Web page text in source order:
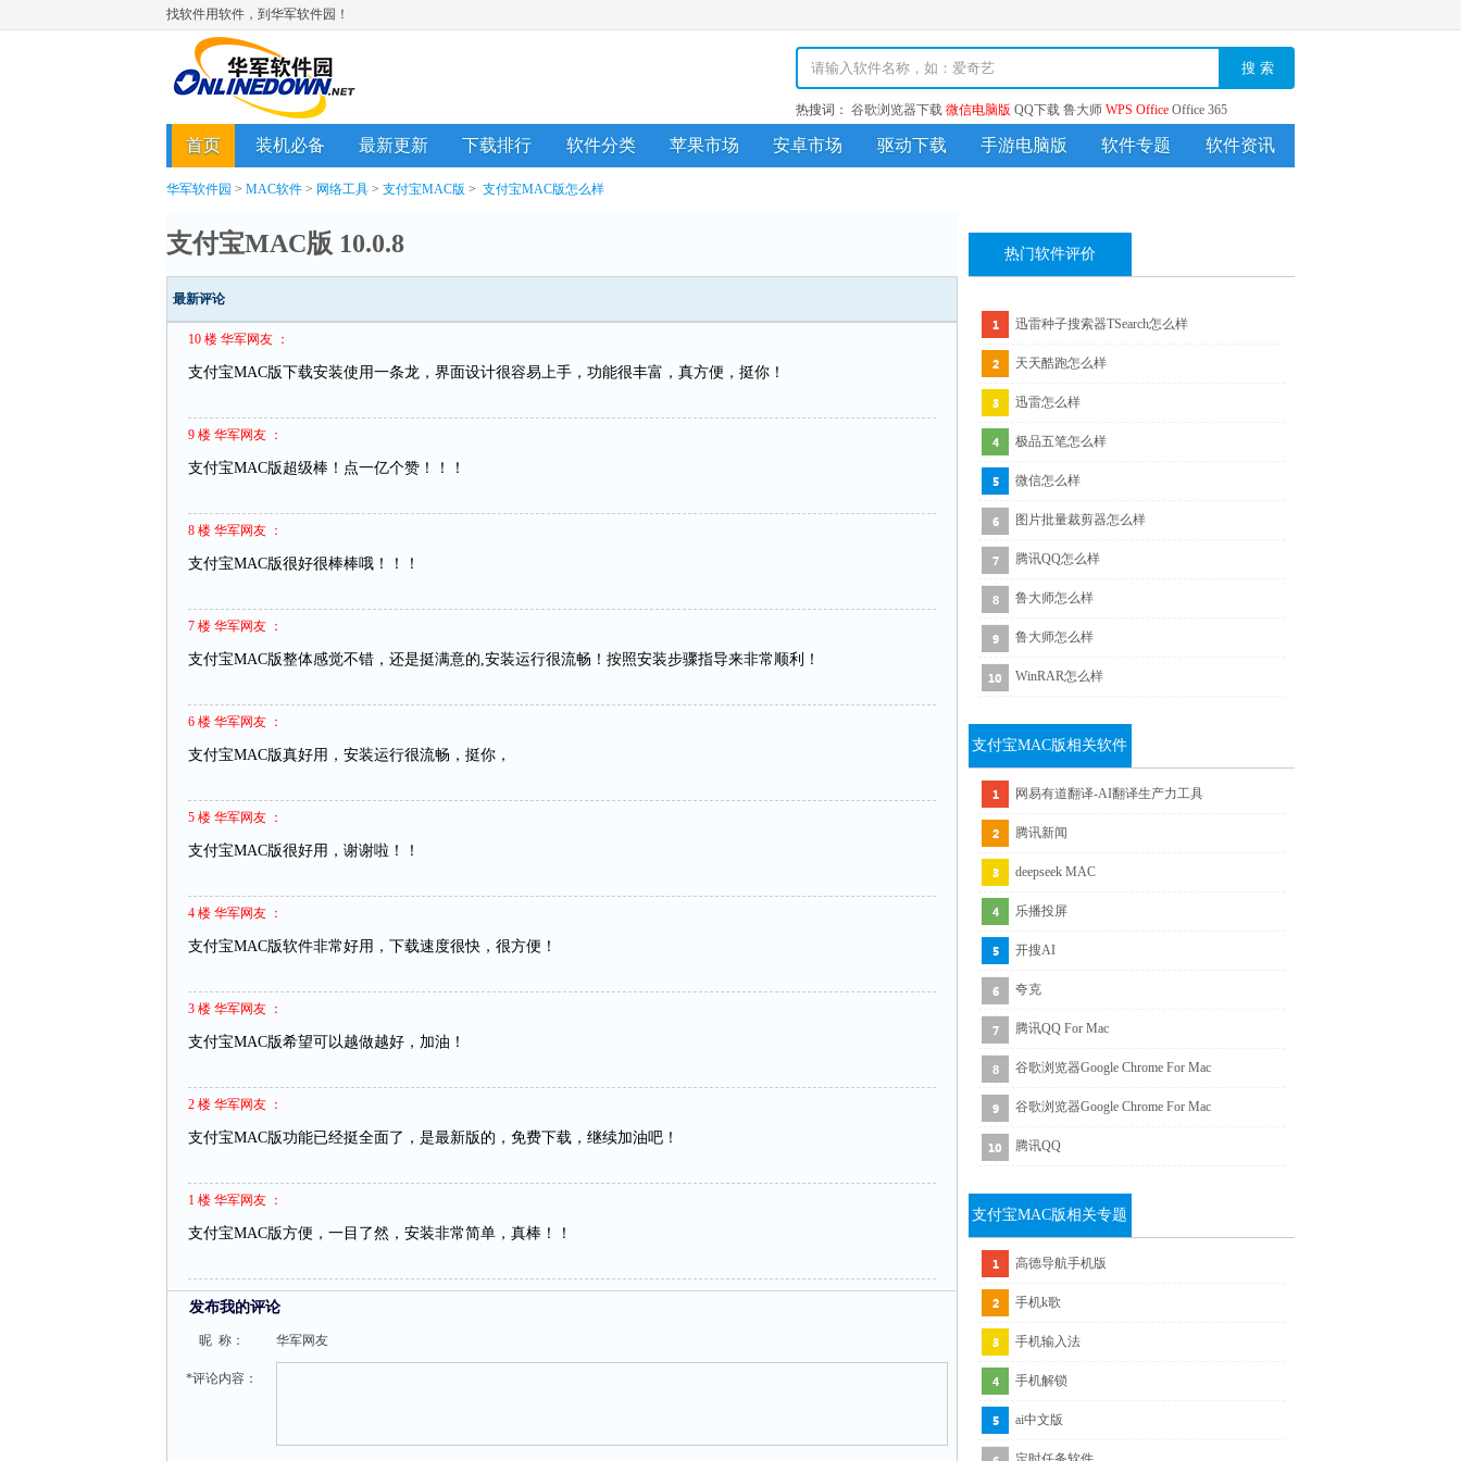
找软件用软件，到华军软件园！
搜 索
热搜词： 谷歌浏览器下载 微信电脑版 QQ下载 鲁大师 WPS Office Office 365
首页 装机必备 最新更新 下载排行 软件分类 苹果市场 安卓市场 驱动下载 手游电脑版 软件专题 软件资讯
华军软件园 > MAC软件 > 网络工具 > 支付宝MAC版 > 支付宝MAC版怎么样
支付宝MAC版 10.0.8
最新评论
10 楼 华军网友 ：
支付宝MAC版下载安装使用一条龙，界面设计很容易上手，功能很丰富，真方便，挺你！
9 楼 华军网友 ：
支付宝MAC版超级棒！点一亿个赞！！！
8 楼 华军网友 ：
支付宝MAC版很好很棒棒哦！！！
7 楼 华军网友 ：
支付宝MAC版整体感觉不错，还是挺满意的,安装运行很流畅！按照安装步骤指导来非常顺利！
6 楼 华军网友 ：
支付宝MAC版真好用，安装运行很流畅，挺你，
5 楼 华军网友 ：
支付宝MAC版很好用，谢谢啦！！
4 楼 华军网友 ：
支付宝MAC版软件非常好用，下载速度很快，很方便！
3 楼 华军网友 ：
支付宝MAC版希望可以越做越好，加油！
2 楼 华军网友 ：
支付宝MAC版功能已经挺全面了，是最新版的，免费下载，继续加油吧！
1 楼 华军网友 ：
支付宝MAC版方便，一目了然，安装非常简单，真棒！！
发布我的评论
昵 称： 华军网友
*评论内容：
热门软件评价
迅雷种子搜索器TSearch怎么样
天天酷跑怎么样
迅雷怎么样
极品五笔怎么样
微信怎么样
图片批量裁剪器怎么样
腾讯QQ怎么样
鲁大师怎么样
鲁大师怎么样
WinRAR怎么样
支付宝MAC版相关软件
下载
网易有道翻译-AI翻译生产力工具
腾讯新闻
deepseek MAC
乐播投屏
开搜AI
夸克
腾讯QQ For Mac
谷歌浏览器Google Chrome For Mac
谷歌浏览器Google Chrome For Mac
腾讯QQ
支付宝MAC版相关专题
推荐
高德导航手机版
手机k歌
手机输入法
手机解锁
ai中文版